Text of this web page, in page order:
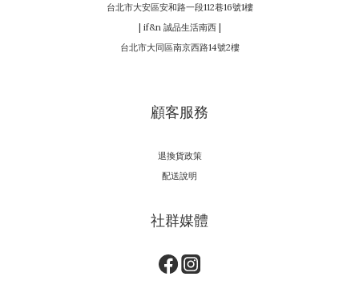
台北市大安區安和路一段112巷16號1樓
| if&n 誠品生活南西 |
台北市大同區南京西路14號2樓
顧客服務
退換貨政策
配送說明
社群媒體